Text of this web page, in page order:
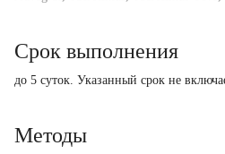
Срок выполнения
до 5 суток. Указанный срок не
Методы